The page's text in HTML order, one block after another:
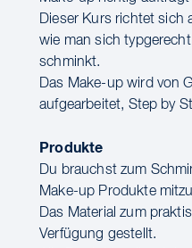
Dieser Kurs richtet sich
wie man sich typgerecht
schminkt.
Das Make-up wird von
aufgearbeitet, Step by
Produkte
Du brauchst zum
Make-up Produkte
Das Material zum
Verfügung gestellt.